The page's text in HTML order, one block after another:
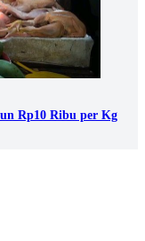
Rp10 Ribu per Kg